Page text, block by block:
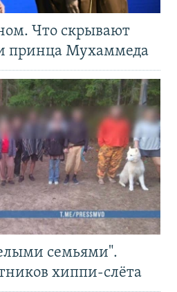
Что скрывают
принца Мухаммеда
семьями".
хиппи-слёта